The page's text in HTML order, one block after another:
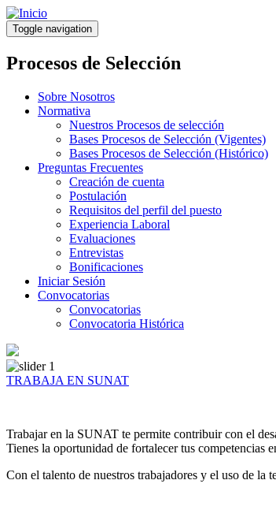
Pasar
al
contenido
principal
Toggle navigation
Procesos de Selección
Sobre Nosotros
Normativa
Nuestros Procesos de selección
Bases Procesos de Selección (Vigentes)
Bases Procesos de Selección (Histórico)
Preguntas Frecuentes
Creación de cuenta
Postulación
Requisitos del perfil del puesto
Experiencia Laboral
Evaluaciones
Entrevistas
Bonificaciones
Iniciar Sesión
Convocatorias
Convocatorias
Convocatoria Histórica
TRABAJA EN SUNAT
Trabajar en la SUNAT te permite contribuir con el
Tienes la oportunidad de fortalecer tus competencias
Con el talento de nuestros trabajadores y el uso de la